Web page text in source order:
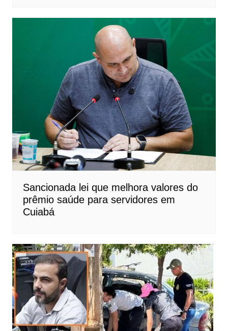
Sancionada lei que melhora valores do
prêmio saúde para servidores em
Cuiabá